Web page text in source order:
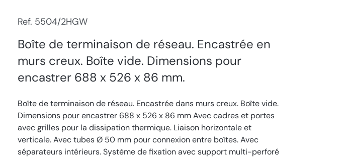
Ref. 5504/2HGW
Boîte de terminaison de réseau. Encastrée en
murs creux. Boîte vide. Dimensions pour
encastrer 688 x 526 x 86 mm.
Boîte de terminaison de réseau. Encastrée dans murs creux. Boîte vide.
Dimensions pour encastrer 688 x 526 x 86 mm Avec cadres et portes
avec grilles pour la dissipation thermique. Liaison horizontale et
verticale. Avec tubes Ø 50 mm pour connexion entre boîtes. Avec
séparateurs intérieurs. Système de fixation avec support multi-perforé